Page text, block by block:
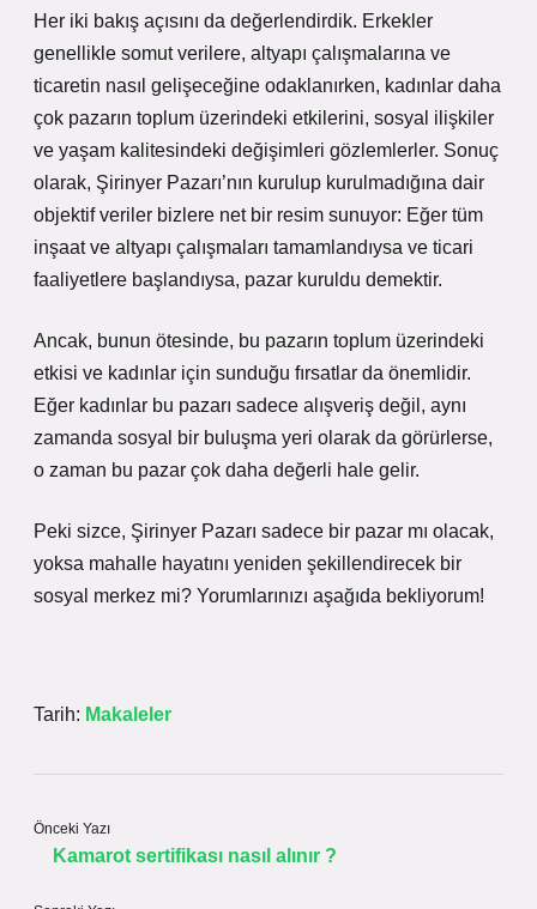
Her iki bakış açısını da değerlendirdik. Erkekler
genellikle somut verilere, altyapı çalışmalarına ve
ticaretin nasıl gelişeceğine odaklanırken, kadınlar daha
çok pazarın toplum üzerindeki etkilerini, sosyal ilişkiler
ve yaşam kalitesindeki değişimleri gözlemlerler. Sonuç
olarak, Şirinyer Pazarı’nın kurulup kurulmadığına dair
objektif veriler bizlere net bir resim sunuyor: Eğer tüm
inşaat ve altyapı çalışmaları tamamlandıysa ve ticari
faaliyetlere başlandıysa, pazar kuruldu demektir.
Ancak, bunun ötesinde, bu pazarın toplum üzerindeki
etkisi ve kadınlar için sunduğu fırsatlar da önemlidir.
Eğer kadınlar bu pazarı sadece alışveriş değil, aynı
zamanda sosyal bir buluşma yeri olarak da görürlerse,
o zaman bu pazar çok daha değerli hale gelir.
Peki sizce, Şirinyer Pazarı sadece bir pazar mı olacak,
yoksa mahalle hayatını yeniden şekillendirecek bir
sosyal merkez mi? Yorumlarınızı aşağıda bekliyorum!
Tarih: Makaleler
Önceki Yazı
Kamarot sertifikası nasıl alınır ?